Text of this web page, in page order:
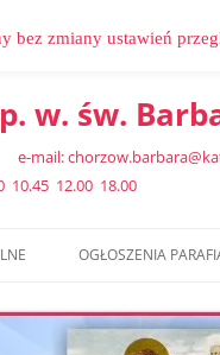
w. św.
12.00 18.00
OGŁOSZENIA
zmiany ustawień